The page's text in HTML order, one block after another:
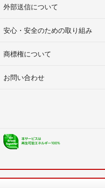
外部送信について
安心・安全のための取り組み
商標権について
お問い合わせ